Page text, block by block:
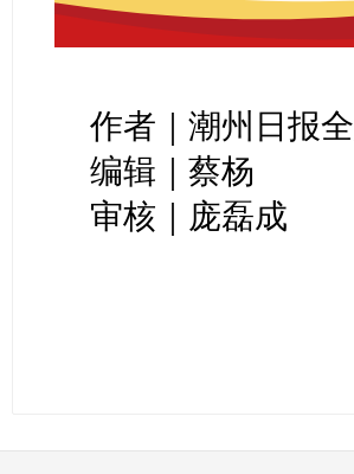
作者｜潮州日报
编辑｜蔡杨
审核｜庞磊成